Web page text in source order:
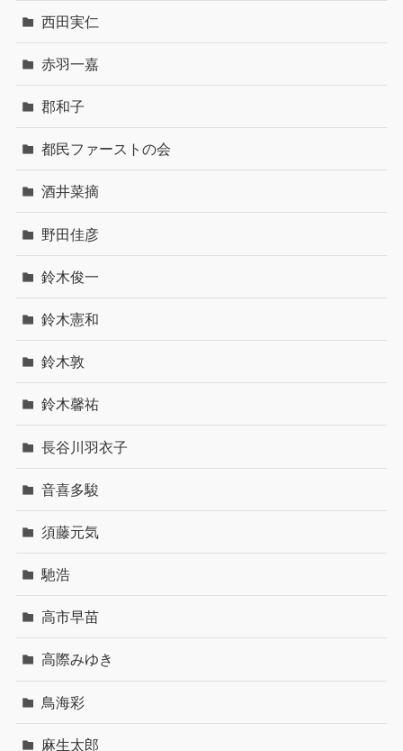
西田実仁
赤羽一嘉
郡和子
都民ファーストの会
酒井菜摘
野田佳彦
鈴木俊一
鈴木憲和
鈴木敦
鈴木馨祐
長谷川羽衣子
音喜多駿
須藤元気
馳浩
高市早苗
高際みゆき
鳥海彩
麻生太郎